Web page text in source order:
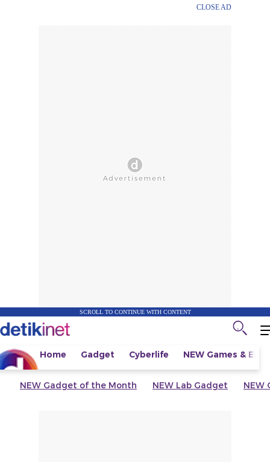
CLOSE AD
SCROLL TO CONTINUE WITH CONTENT
Home Gadget Cyberlife NEW Games &
NEW Gadget of the Month NEW Lab Gadget NEW